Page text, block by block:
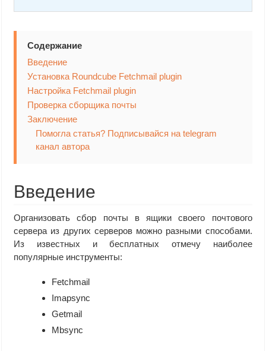
Содержание
Введение
Установка Roundcube Fetchmail plugin
Настройка Fetchmail plugin
Проверка сборщика почты
Заключение
Помогла статья? Подписывайся на telegram
канал автора
Введение
Организовать сбор почты в ящики своего почтового
сервера из других серверов можно разными способами.
Из известных и бесплатных отмечу наиболее
популярные инструменты:
Fetchmail
Imapsync
Getmail
Mbsync